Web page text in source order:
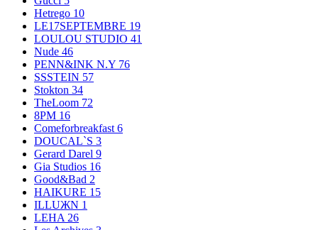
Hetrego 10
LE17SEPTEMBRE 19
LOULOU STUDIO 41
Nude 46
PENN&INK N.Y 76
SSSTEIN 57
Stokton 34
TheLoom 72
8PM 16
Comeforbreakfast 6
DOUCAL`S 3
Gerard Darel 9
Gia Studios 16
Good&Bad 2
HAIKURE 15
ILLUЖN 1
LEHA 26